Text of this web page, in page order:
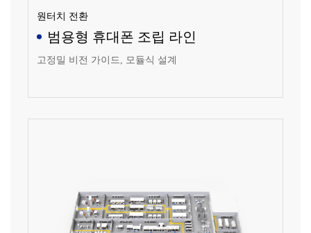
원터치 전환
범용형 휴대폰 조립 라인
고정밀 비전 가이드, 모듈식 설계